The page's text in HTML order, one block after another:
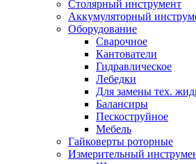
Столярный инструмент
Аккумуляторный
Оборудование
Сварочное
Кантователи
Гидравлическое
Лебедки
Для замены тех.
Балансиры
Пескоструйное
Мебель
Гайковерты роторные
Измерительный